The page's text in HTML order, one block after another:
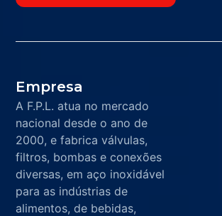
Empresa
A F.P.L. atua no mercado
nacional desde o ano de
2000, e fabrica válvulas,
filtros, bombas e conexões
diversas, em aço inoxidável
para as indústrias de
alimentos, de bebidas,